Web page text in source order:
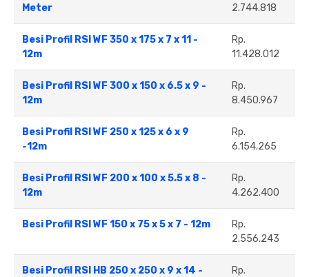
Meter
2.744.818
Besi Profil RSI WF 350 x 175 x 7 x 11 -
12m
Rp.
11.428.012
Besi Profil RSI WF 300 x 150 x 6.5 x 9 -
12m
Rp.
8.450.967
Besi Profil RSI WF 250 x 125 x 6 x 9
-12m
Rp.
6.154.265
Besi Profil RSI WF 200 x 100 x 5.5 x 8 -
12m
Rp.
4.262.400
Besi Profil RSI WF 150 x 75 x 5 x 7 - 12m
Rp.
2.556.243
Besi Profil RSI HB 250 x 250 x 9 x 14 -
Rp.